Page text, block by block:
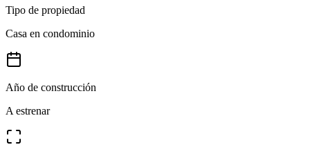
Tipo de propiedad
Casa en condominio
Año de construcción
A estrenar